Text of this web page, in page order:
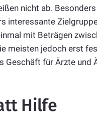
nicht ab.
interessante
mit Beträgen
meisten jedoch erst
Geschäft für Ärzte und
Hilfe